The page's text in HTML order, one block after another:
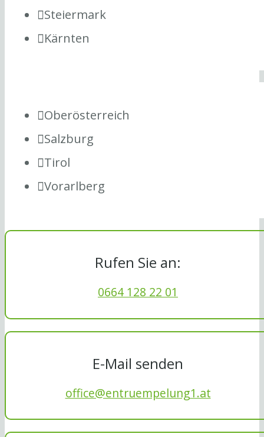
Steiermark
Kärnten
Oberösterreich
Salzburg
Tirol
Vorarlberg
Rufen Sie an:
0664 128 22 01
E-Mail senden
office@entruempelung1.at